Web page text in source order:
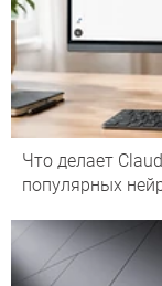
Что делает
популярных